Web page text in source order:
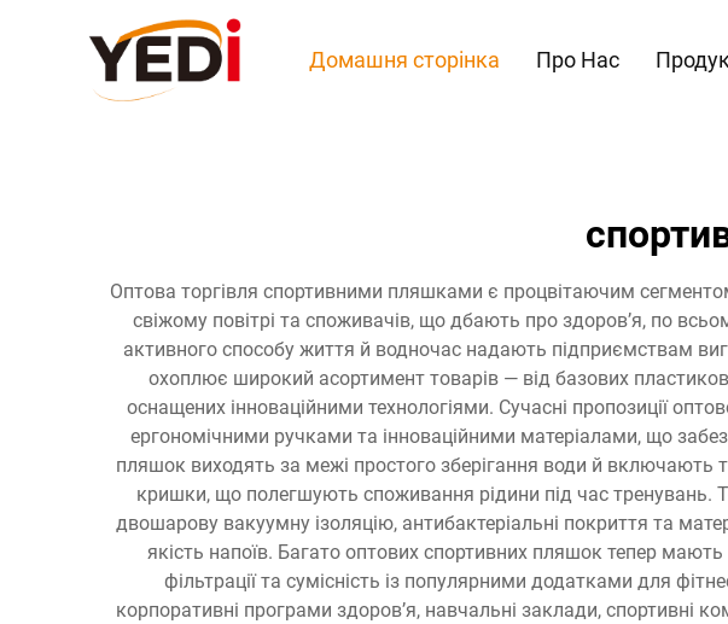
Домашня сторінка Про Нас
Оптова торгівля спортивними пляшками є процвітаючим
свіжому повітрі та споживачів, що дбають про здоров’я, по
активного способу життя й водночас надають підприємствам
охоплює широкий асортимент товарів — від базових
оснащених інноваційними технологіями. Сучасні пропозиції
ергономічними ручками та інноваційними матеріалами, що
пляшок виходять за межі простого зберігання води й включають
кришки, що полегшують споживання рідини під час тренувань.
двошарову вакуумну ізоляцію, антибактеріальні покриття та
якість напоїв. Багато оптових спортивних пляшок тепер мають
фільтрації та сумісність із популярними додатками для
корпоративні програми здоров’я, навчальні заклади, спортивні